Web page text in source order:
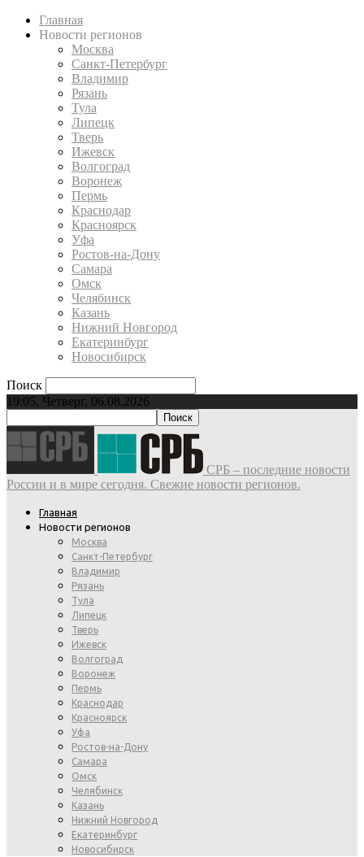
Главная
Новости регионов
Москва
Санкт-Петербург
Владимир
Рязань
Тула
Липецк
Тверь
Ижевск
Волгоград
Воронеж
Пермь
Краснодар
Красноярск
Уфа
Ростов-на-Дону
Самара
Омск
Челябинск
Казань
Нижний Новгород
Екатеринбург
Новосибирск
Поиск
19:05, Четверг, 06.08.2026
СРБ – последние новости
России и в мире сегодня. Свежие новости регионов.
Главная
Новости регионов
Москва
Санкт-Петербург
Владимир
Рязань
Тула
Липецк
Тверь
Ижевск
Волгоград
Воронеж
Пермь
Краснодар
Красноярск
Уфа
Ростов-на-Дону
Самара
Омск
Челябинск
Казань
Нижний Новгород
Екатеринбург
Новосибирск